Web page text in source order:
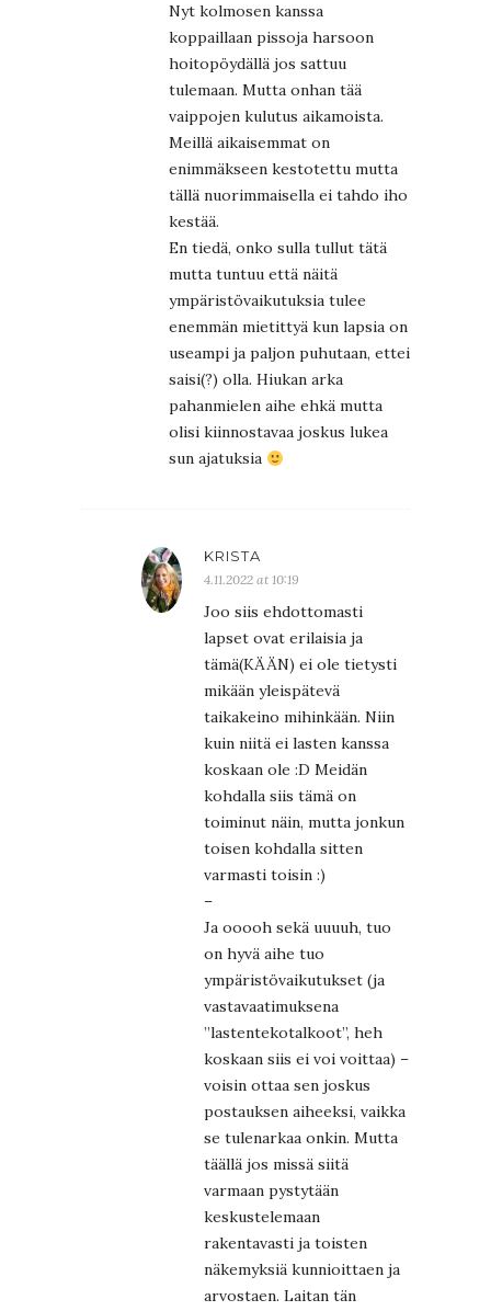
Nyt kolmosen kanssa
koppaillaan pissoja harsoon
hoitopöydällä jos sattuu
tulemaan. Mutta onhan tää
vaippojen kulutus aikamoista.
Meillä aikaisemmat on
enimmäkseen kestotettu mutta
tällä nuorimmaisella ei tahdo iho
kestää.
En tiedä, onko sulla tullut tätä
mutta tuntuu että näitä
ympäristövaikutuksia tulee
enemmän mietittyä kun lapsia on
useampi ja paljon puhutaan, ettei
saisi(?) olla. Hiukan arka
pahanmielen aihe ehkä mutta
olisi kiinnostavaa joskus lukea
sun ajatuksia
KRISTA
4.11.2022 at 10:19
Joo siis ehdottomasti
lapset ovat erilaisia ja
tämä(KÄÄN) ei ole tietysti
mikään yleispätevä
taikakeino mihinkään. Niin
kuin niitä ei lasten kanssa
koskaan ole :D Meidän
kohdalla siis tämä on
toiminut näin, mutta jonkun
toisen kohdalla sitten
varmasti toisin :)
–
Ja ooooh sekä uuuuh, tuo
on hyvä aihe tuo
ympäristövaikutukset (ja
vastavaatimuksena
”lastentekotalkoot”, heh
koskaan siis ei voi voittaa) –
voisin ottaa sen joskus
postauksen aiheeksi, vaikka
se tulenarkaa onkin. Mutta
täällä jos missä siitä
varmaan pystytään
keskustelemaan
rakentavasti ja toisten
näkemyksiä kunnioittaen ja
arvostaen. Laitan tän